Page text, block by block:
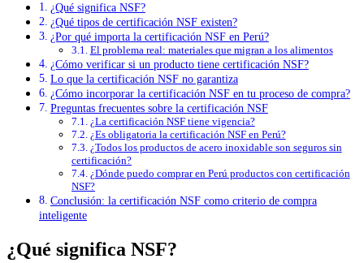
¿Qué significa NSF?
¿Qué tipos de certificación NSF existen?
¿Por qué importa la certificación NSF en Perú?
El problema real: materiales que migran a los alimentos
¿Cómo verificar si un producto tiene certificación NSF?
Lo que la certificación NSF no garantiza
¿Cómo incorporar la certificación NSF en tu proceso de compra?
Preguntas frecuentes sobre la certificación NSF
¿La certificación NSF tiene vigencia?
¿Es obligatoria la certificación NSF en Perú?
¿Todos los productos de acero inoxidable son seguros sin
certificación?
¿Dónde puedo comprar en Perú productos con certificación
NSF?
Conclusión: la certificación NSF como criterio de compra
inteligente
¿Qué significa NSF?